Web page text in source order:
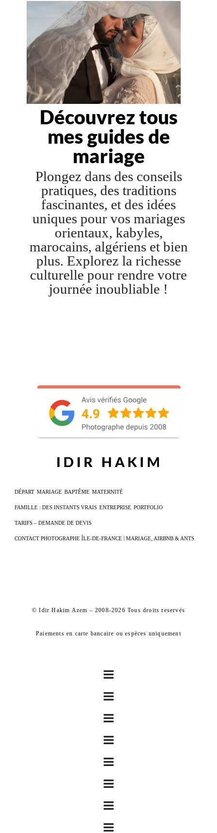
Découvrez tous
mes guides de
mariage
Plongez dans des conseils
pratiques, des traditions
fascinantes, et des idées
uniques pour vos mariages
orientaux, kabyles,
marocains, algériens et bien
plus. Explorez la richesse
culturelle pour rendre votre
journée inoubliable !
DÉPART MARIAGE BAPTÊME MATERNITÉ
FAMILLE : DES INSTANTS VRAIS ENTREPRISE PORTFOLIO
TARIFS – DEMANDE DE DEVIS
CONTACT PHOTOGRAPHE ÎLE-DE-FRANCE | MARIAGE, AIRBNB & ANTS
© Idir Hakim Azem – 2008-2026 Tous droits reservés
Paiements en carte bancaire ou espèces uniquement